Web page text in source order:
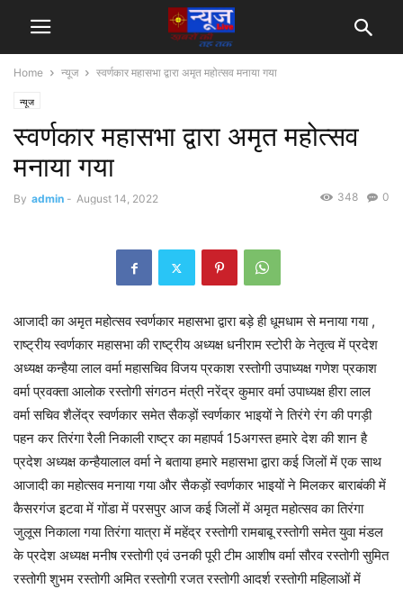
Home न्यूज स्वर्णकार महासभा द्वारा अमृत महोत्सव मनाया गया
न्यूज
स्वर्णकार महासभा द्वारा अमृत महोत्सव
मनाया गया
By admin - August 14, 2022 0
348
आजादी का अमृत महोत्सव स्वर्णकार महासभा द्वारा बड़े ही धूमधाम से मनाया गया ,
राष्ट्रीय स्वर्णकार महासभा की राष्ट्रीय अध्यक्ष धनीराम स्टोरी के नेतृत्व में प्रदेश
अध्यक्ष कन्हैया लाल वर्मा महासचिव विजय प्रकाश रस्तोगी उपाध्यक्ष गणेश प्रकाश
वर्मा प्रवक्ता आलोक रस्तोगी संगठन मंत्री नरेंद्र कुमार वर्मा उपाध्यक्ष हीरा लाल
वर्मा सचिव शैलेंद्र स्वर्णकार समेत सैकड़ों स्वर्णकार भाइयों ने तिरंगे रंग की पगड़ी
पहन कर तिरंगा रैली निकाली राष्ट्र का महापर्व 15अगस्त हमारे देश की शान है
प्रदेश अध्यक्ष कन्हैयालाल वर्मा ने बताया हमारे महासभा द्वारा कई जिलों में एक साथ
आजादी का महोत्सव मनाया गया और सैकड़ों स्वर्णकार भाइयों ने मिलकर बाराबंकी में
कैसरगंज इटवा में गोंडा में परसपुर आज कई जिलों में अमृत महोत्सव का तिरंगा
जुलूस निकाला गया तिरंगा यात्रा में महेंद्र रस्तोगी रामबाबू रस्तोगी समेत युवा मंडल
के प्रदेश अध्यक्ष मनीष रस्तोगी एवं उनकी पूरी टीम आशीष वर्मा सौरव रस्तोगी सुमित
रस्तोगी शुभम रस्तोगी अमित रस्तोगी रजत रस्तोगी आदर्श रस्तोगी महिलाओं में